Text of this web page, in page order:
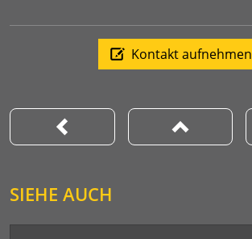
Kontakt aufnehmen
SIEHE AUCH